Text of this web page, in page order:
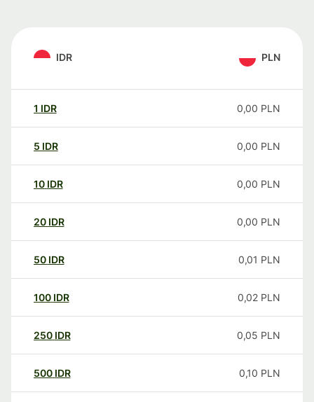
IDR PLN
1 IDR 0,00 PLN
5 IDR 0,00 PLN
10 IDR 0,00 PLN
20 IDR 0,00 PLN
50 IDR 0,01 PLN
100 IDR 0,02 PLN
250 IDR 0,05 PLN
500 IDR 0,10 PLN